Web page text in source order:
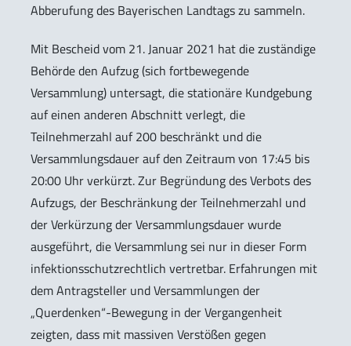
Abberufung des Bayerischen Landtags zu sammeln.
Mit Bescheid vom 21. Januar 2021 hat die zuständige
Behörde den Aufzug (sich fortbewegende
Versammlung) untersagt, die stationäre Kundgebung
auf einen anderen Abschnitt verlegt, die
Teilnehmerzahl auf 200 beschränkt und die
Versammlungsdauer auf den Zeitraum von 17:45 bis
20:00 Uhr verkürzt. Zur Begründung des Verbots des
Aufzugs, der Beschränkung der Teilnehmerzahl und
der Verkürzung der Versammlungsdauer wurde
ausgeführt, die Versammlung sei nur in dieser Form
infektionsschutzrechtlich vertretbar. Erfahrungen mit
dem Antragsteller und Versammlungen der
„Querdenken“-Bewegung in der Vergangenheit
zeigten, dass mit massiven Verstößen gegen